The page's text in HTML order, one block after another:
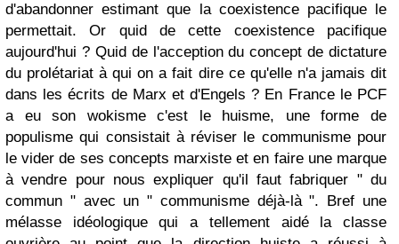
d'abandonner estimant que la coexistence pacifique le
permettait. Or quid de cette coexistence pacifique
aujourd'hui ? Quid de l'acception du concept de dictature
du prolétariat à qui on a fait dire ce qu'elle n'a jamais dit
dans les écrits de Marx et d'Engels ? En France le PCF
a eu son wokisme c'est le huisme, une forme de
populisme qui consistait à réviser le communisme pour
le vider de ses concepts marxiste et en faire une marque
à vendre pour nous expliquer qu'il faut fabriquer " du
commun " avec un " communisme déjà-là ". Bref une
mélasse idéologique qui a tellement aidé la classe